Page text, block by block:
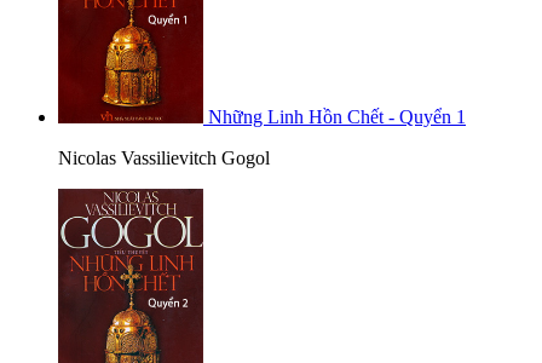
Những Linh Hồn Chết - Quyển 1
Nicolas Vassilievitch Gogol